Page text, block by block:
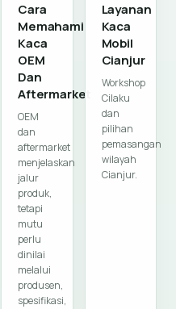
Cara
Memahami
Kaca
OEM
Dan
Aftermarket
OEM
dan
aftermarket
menjelaskan
jalur
produk,
tetapi
mutu
perlu
dinilai
melalui
produsen,
spesifikasi,
Layanan
Kaca
Mobil
Cianjur
Workshop
Cilaku
dan
pilihan
pemasangan
wilayah
Cianjur.